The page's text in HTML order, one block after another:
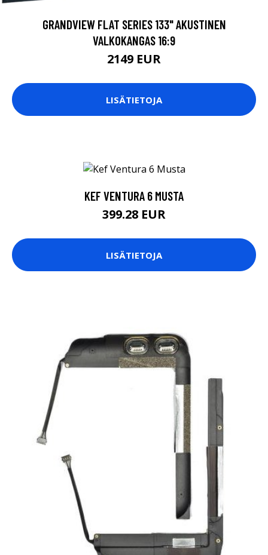
GRANDVIEW FLAT SERIES 133" AKUSTINEN
VALKOKANGAS 16:9
2149 EUR
LISÄTIETOJA
KEF VENTURA 6 MUSTA
399.28 EUR
LISÄTIETOJA